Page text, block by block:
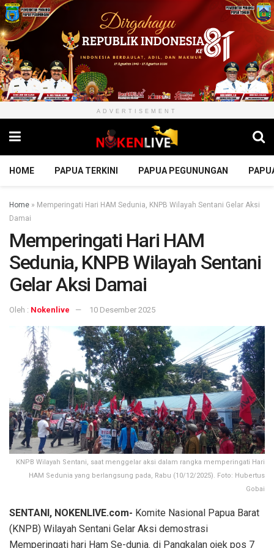
ADVERTISEMENT
HOME PAPUA TERKINI PAPUA PEGUNUNGAN
Home » Memperingati Hari HAM Sedunia, KNPB Wilayah Sentani Gelar Aksi
Damai
Memperingati Hari HAM
Sedunia, KNPB Wilayah Sentani
Gelar Aksi Damai
Oleh : Nokenlive 10 Desember 2025
KNPB Wilayah Sentani, saat menggelar aksi dalam rangka memperingati Hari
HAM Sedunia yang berlangsung pada, Rabu (10/12/2025). Foto: Hubertus
Gobai
‎SENTANI, NOKENLIVE.com- Komite Nasional Papua Barat
(KNPB) Wilayah Sentani Gelar Aksi demostrasi
Memperingati hari Ham Se-dunia. di Pangkalan ojek pos 7